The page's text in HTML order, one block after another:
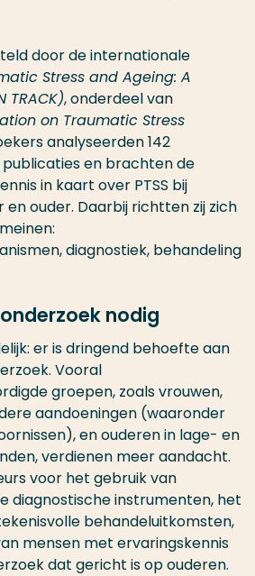
door de internationale
Stress and Ageing: A
TRACK), onderdeel van
on Traumatic Stress
analyseerden 142
en brachten de
in kaart over PTSS bij
en ouder. Daarbij richtten zij zich
diagnostiek, behandeling
nodig
er is dringend behoefte aan
Vooral
groepen, zoals vrouwen,
aandoeningen (waaronder
en ouderen in lage- en
verdienen meer aandacht.
voor het gebruik van
diagnostische instrumenten, het
behandeluitkomsten,
mensen met ervaringskennis
dat gericht is op ouderen.